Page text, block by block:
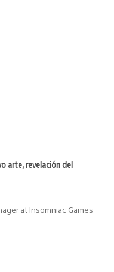
arte, revelación del
at Insomniac Games